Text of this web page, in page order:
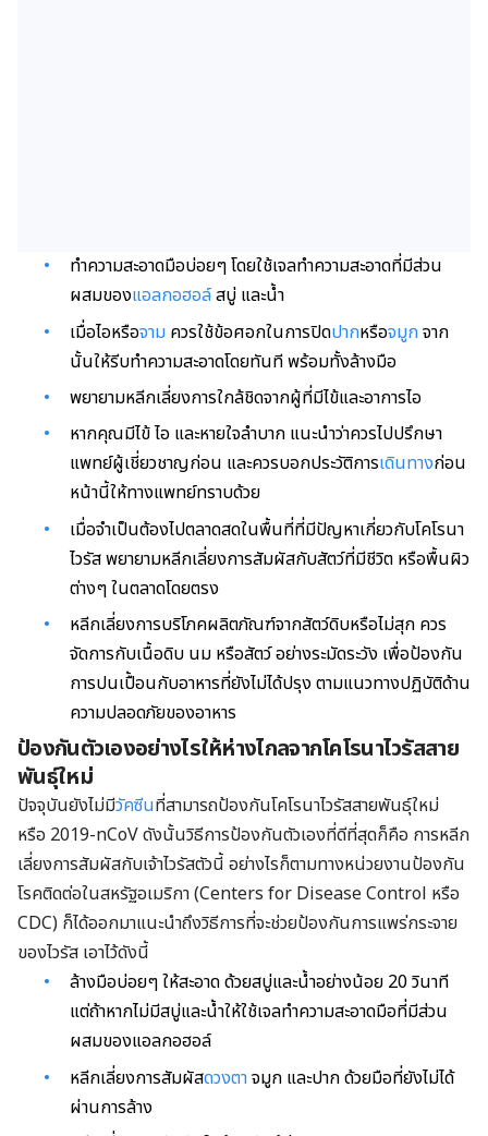
ทำความสะอาดมือบ่อยๆ โดยใช้เจลทำความสะอาดที่มีส่วน
ผสมของแอลกอฮอล์สบู่ และน้ำ
เมื่อไอหรือจาม ควรใช้ข้อศอกในการปิดปากหรือจมูก จาก
นั้นให้รีบทำความสะอาดโดยทันที พร้อมทั้งล้างมือ
พยายามหลีกเลี่ยงการใกล้ชิดจากผู้ที่มีไข้และอาการไอ
หากคุณมีไข้ ไอ และหายใจลำบาก แนะนำว่าควรไปปรึกษา
แพทย์ผู้เชี่ยวชาญก่อน และควรบอกประวัติการเดินทางก่อน
หน้านี้ให้ทางแพทย์ทราบด้วย
เมื่อจำเป็นต้องไปตลาดสดในพื้นที่ที่มีปัญหาเกี่ยวกับโคโรนา
ไวรัส พยายามหลีกเลี่ยงการสัมผัสกับสัตว์ที่มีชีวิต หรือพื้นผิว
ต่างๆ ในตลาดโดยตรง
หลีกเลี่ยงการบริโภคผลิตภัณฑ์จากสัตว์ดิบหรือไม่สุก ควร
จัดการกับเนื้อดิบ นม หรือสัตว์ อย่างระมัดระวัง เพื่อป้องกัน
การปนเปื้อนกับอาหารที่ยังไม่ได้ปรุง ตามแนวทางปฏิบัติด้าน
ความปลอดภัยของอาหาร
ป้องกันตัวเองอย่างไรให้ห่างไกลจากโคโรนาไวรัสสาย
พันธุ์ใหม่
ปัจจุบันยังไม่มีวัคซีนที่สามารถป้องกันโคโรนาไวรัสสายพันธุ์ใหม่
หรือ 2019-nCoV ดังนั้นวิธีการป้องกันตัวเองที่ดีที่สุดก็คือ การหลีก
เลี่ยงการสัมผัสกับเจ้าไวรัสตัวนี้ อย่างไรก็ตามทางหน่วยงานป้องกัน
โรคติดต่อในสหรัฐอเมริกา (Centers for Disease Control หรือ
CDC) ก็ได้ออกมาแนะนำถึงวิธีการที่จะช่วยป้องกันการแพร่กระจาย
ของไวรัส เอาไว้ดังนี้
ล้างมือบ่อยๆ ให้สะอาด ด้วยสบู่และน้ำอย่างน้อย 20 วินาที
แต่ถ้าหากไม่มีสบู่และน้ำให้ใช้เจลทำความสะอาดมือที่มีส่วน
ผสมของแอลกอฮอล์
หลีกเลี่ยงการสัมผัสดวงตาจมูก และปาก ด้วยมือที่ยังไม่ได้
ผ่านการล้าง